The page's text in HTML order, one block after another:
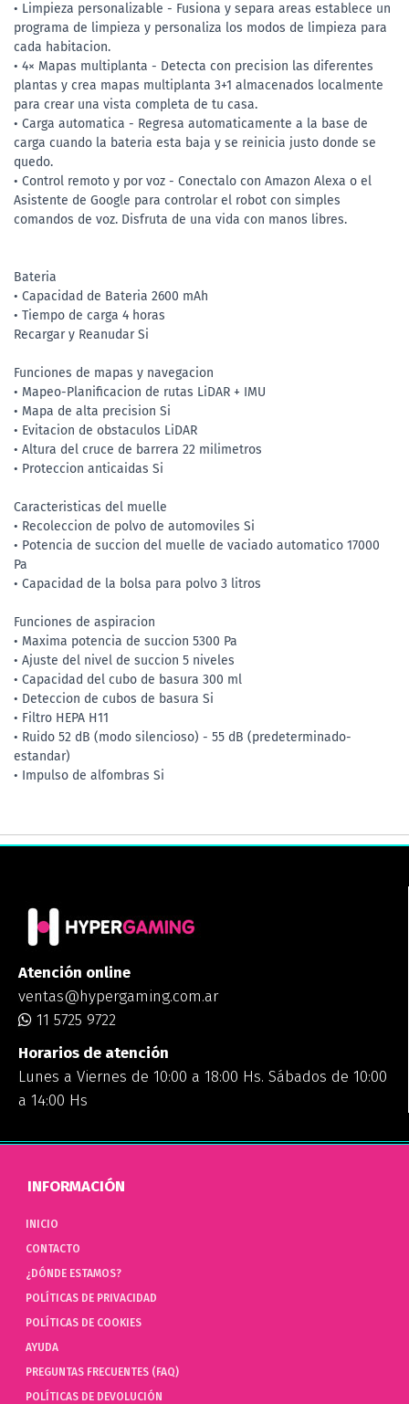
• Limpieza personalizable - Fusiona y separa areas establece un
programa de limpieza y personaliza los modos de limpieza para
cada habitacion.
• 4× Mapas multiplanta - Detecta con precision las diferentes
plantas y crea mapas multiplanta 3+1 almacenados localmente
para crear una vista completa de tu casa.
• Carga automatica - Regresa automaticamente a la base de
carga cuando la bateria esta baja y se reinicia justo donde se
quedo.
• Control remoto y por voz - Conectalo con Amazon Alexa o el
Asistente de Google para controlar el robot con simples
comandos de voz. Disfruta de una vida con manos libres.
Bateria
• Capacidad de Bateria 2600 mAh
• Tiempo de carga 4 horas
Recargar y Reanudar Si
Funciones de mapas y navegacion
• Mapeo-Planificacion de rutas LiDAR + IMU
• Mapa de alta precision Si
• Evitacion de obstaculos LiDAR
• Altura del cruce de barrera 22 milimetros
• Proteccion anticaidas Si
Caracteristicas del muelle
• Recoleccion de polvo de automoviles Si
• Potencia de succion del muelle de vaciado automatico 17000
Pa
• Capacidad de la bolsa para polvo 3 litros
Funciones de aspiracion
• Maxima potencia de succion 5300 Pa
• Ajuste del nivel de succion 5 niveles
• Capacidad del cubo de basura 300 ml
• Deteccion de cubos de basura Si
• Filtro HEPA H11
• Ruido 52 dB (modo silencioso) - 55 dB (predeterminado-
estandar)
• Impulso de alfombras Si
Atención online
ventas@hypergaming.com.ar
11 5725 9722
Horarios de atención
Lunes a Viernes de 10:00 a 18:00 Hs. Sábados de 10:00
a 14:00 Hs
INFORMACIÓN
INICIO
CONTACTO
¿DÓNDE ESTAMOS?
POLÍTICAS DE PRIVACIDAD
POLÍTICAS DE COOKIES
AYUDA
PREGUNTAS FRECUENTES (FAQ)
POLÍTICAS DE DEVOLUCIÓN